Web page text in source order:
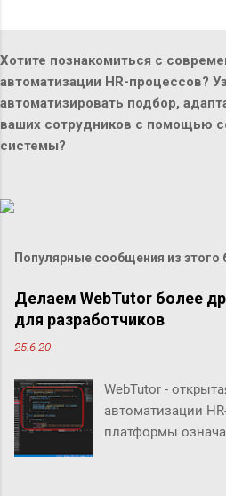
Хотите познакомиться с
автоматизации HR-процессов?
автоматизировать подбор,
ваших сотрудников с помощью
системы?
Популярные сообщения из этого
Делаем WebTutor более
для разработчиков
25.6.20
WebTutor -
автоматизации
платформы
собственный